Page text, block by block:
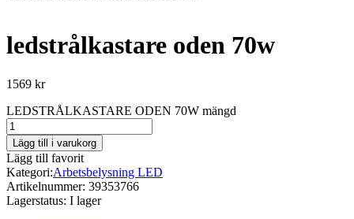
ledstrålkastare oden 70w
1569 kr
LEDSTRÅLKASTARE ODEN 70W mängd
Lägg till i varukorg
Lägg till favorit
Kategori:Arbetsbelysning LED
Artikelnummer: 39353766
Lagerstatus: I lager